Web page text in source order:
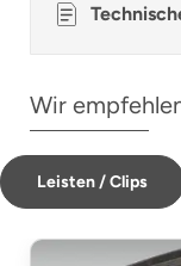
Wir
Leisten / Clips